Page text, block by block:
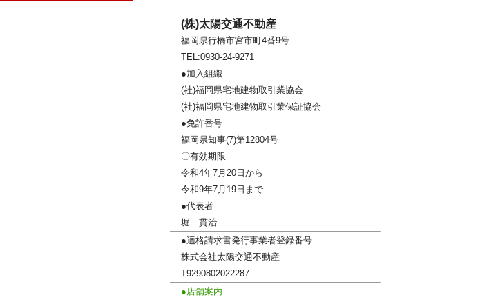
(株)太陽交通不動産
福岡県行橋市宮市町4番9号
TEL:0930-24-9271
●加入組織
(社)福岡県宅地建物取引業協会
(社)福岡県宅地建物取引業保証協会
●免許番号
福岡県知事(7)第12804号
〇有効期限
令和4年7月20日から
令和9年7月19日まで
●代表者
堀 貫治
●適格請求書発行事業者登録番号
株式会社太陽交通不動産
T9290802022287
●店舗案内